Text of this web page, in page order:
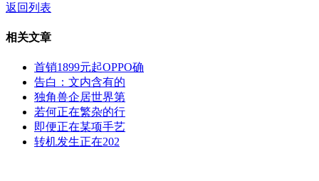
返回列表
相关文章
首销1899元起OPPO确
告白：文内含有的
独角兽企居世界第
若何正在繁杂的行
即便正在某项手艺
转机发生正在202